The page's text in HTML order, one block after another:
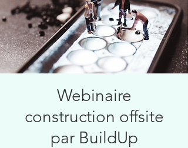
Webinaire
construction offsite
par BuildUp